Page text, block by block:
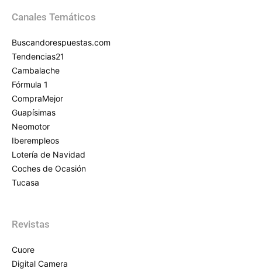
Canales Temáticos
Buscandorespuestas.com
Tendencias21
Cambalache
Fórmula 1
CompraMejor
Guapísimas
Neomotor
Iberempleos
Lotería de Navidad
Coches de Ocasión
Tucasa
Revistas
Cuore
Digital Camera